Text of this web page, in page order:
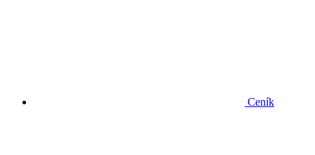
Ceník